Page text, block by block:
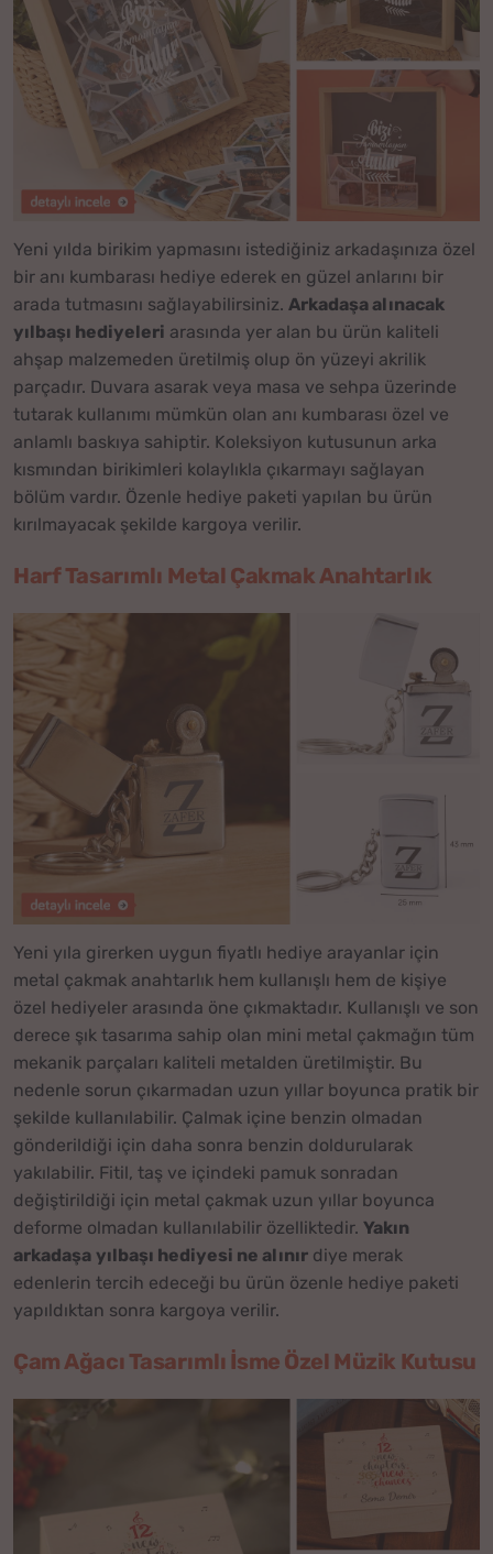
Yeni yılda birikim yapmasını istediğiniz arkadaşınıza özel
bir anı kumbarası hediye ederek en güzel anlarını bir
arada tutmasını sağlayabilirsiniz. Arkadaşa alınacak
yılbaşı hediyeleri arasında yer alan bu ürün kaliteli
ahşap malzemeden üretilmiş olup ön yüzeyi akrilik
parçadır. Duvara asarak veya masa ve sehpa üzerinde
tutarak kullanımı mümkün olan anı kumbarası özel ve
anlamlı baskıya sahiptir. Koleksiyon kutusunun arka
kısmından birikimleri kolaylıkla çıkarmayı sağlayan
bölüm vardır. Özenle hediye paketi yapılan bu ürün
kırılmayacak şekilde kargoya verilir.
Harf Tasarımlı Metal Çakmak Anahtarlık
Yeni yıla girerken uygun fiyatlı hediye arayanlar için
metal çakmak anahtarlık hem kullanışlı hem de kişiye
özel hediyeler arasında öne çıkmaktadır. Kullanışlı ve son
derece şık tasarıma sahip olan mini metal çakmağın tüm
mekanik parçaları kaliteli metalden üretilmiştir. Bu
nedenle sorun çıkarmadan uzun yıllar boyunca pratik bir
şekilde kullanılabilir. Çalmak içine benzin olmadan
gönderildiği için daha sonra benzin doldurularak
yakılabilir. Fitil, taş ve içindeki pamuk sonradan
değiştirildiği için metal çakmak uzun yıllar boyunca
deforme olmadan kullanılabilir özelliktedir. Yakın
arkadaşa yılbaşı hediyesi ne alınır diye merak
edenlerin tercih edeceği bu ürün özenle hediye paketi
yapıldıktan sonra kargoya verilir.
Çam Ağacı Tasarımlı İsme Özel Müzik Kutusu